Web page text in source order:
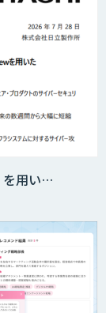
を用い…